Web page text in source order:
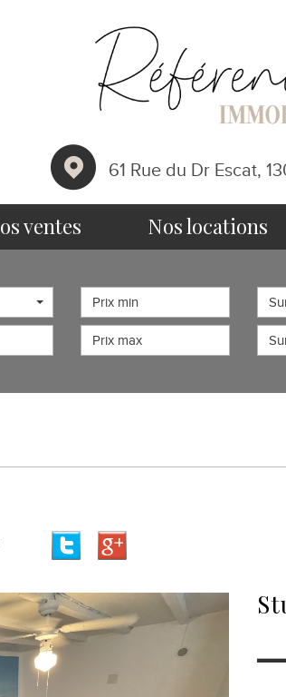
61 Rue du Dr Escat,
nos ventes nos locations